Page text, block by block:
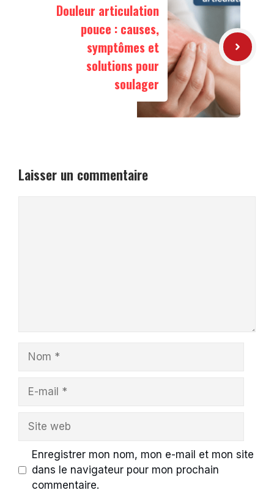
Douleur articulation
pouce : causes,
symptômes et
solutions pour
soulager
Laisser un commentaire
mail
web
Enregistrer mon nom, mon e-mail et mon site
dans le navigateur pour mon prochain
commentaire.